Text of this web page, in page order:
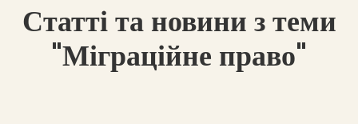
Статті та новини з теми
"Міграційне право"